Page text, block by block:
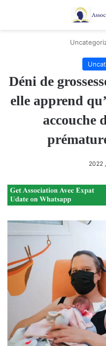
Déni de
elle apprend
accouche